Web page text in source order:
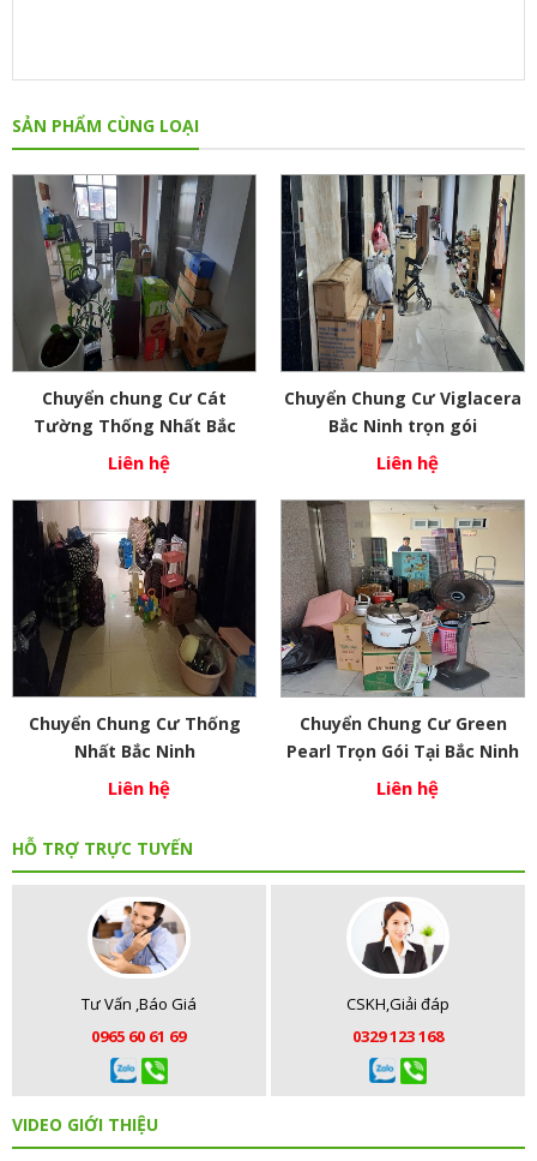
SẢN PHẨM CÙNG LOẠI
Chuyển chung Cư Cát
Tường Thống Nhất Bắc
Ninh
Liên hệ
Chuyển Chung Cư Viglacera
Bắc Ninh trọn gói
Liên hệ
Chuyển Chung Cư Thống
Nhất Bắc Ninh
Liên hệ
Chuyển Chung Cư Green
Pearl Trọn Gói Tại Bắc Ninh
Liên hệ
HỖ TRỢ TRỰC TUYẾN
Tư Vấn ,Báo Giá
0965 60 61 69
CSKH,Giải đáp
0329 123 168
VIDEO GIỚI THIỆU